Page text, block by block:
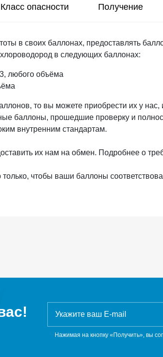
Класс опасности Получение
в своих баллонах, предоставлять
в следующих баллонах:
любого объёма
то вы можете приобрести их у нас,
баллоны, прошедшие проверку и
внутренним стандартам.
их нам на обмен. Подробнее о
чтобы ваши баллоны
Нажимая на кнопку «Получить», вы